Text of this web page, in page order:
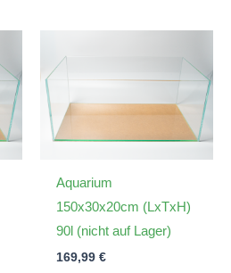
Aquarium
150x30x20cm (LxTxH)
90l (nicht auf Lager)
169,99 €